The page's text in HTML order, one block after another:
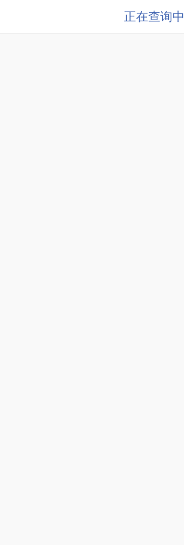
正在查询中